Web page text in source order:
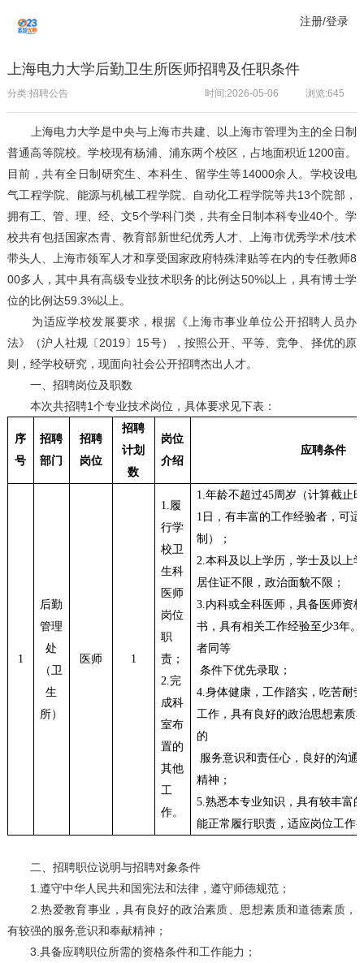
注册/登录
上海电力大学后勤卫生所医师招聘及任职条件
分类:招聘公告 浏览:645
时间:2026-05-06
上海电力大学是中央与上海市共建、以上海市管理为主的全日制
普通高等院校。学校现有杨浦、浦东两个校区，占地面积近1200亩。
目前，共有全日制研究生、本科生、留学生等14000余人。学校设电
气工程学院、能源与机械工程学院、自动化工程学院等共13个院部，
拥有工、管、理、经、文5个学科门类，共有全日制本科专业40个。学
校共有包括国家杰青、教育部新世纪优秀人才、上海市优秀学术/技术
带头人、上海市领军人才和享受国家政府特殊津贴等在内的专任教师8
00多人，其中具有高级专业技术职务的比例达50%以上，具有博士学
位的比例达59.3%以上。
为适应学校发展要求，根据《上海市事业单位公开招聘人员办
法》（沪人社规〔2019〕15号），按照公开、平等、竞争、择优的原
则，经学校研究，现面向社会公开招聘杰出人才。
一、招聘岗位及职数
本次共招聘1个专业技术岗位，具体要求见下表：
序
号
招聘
部门
招聘
岗位
招聘
计划
数
岗位
介绍
应聘条件
1
后勤
管理
处
（卫
生
所）
医师 1
1.履
行学
校卫
生科
医师
岗位
职
责；
2.完
成科
室布
置的
其他
工
作。
1.年龄不超过45周岁（计算截止
1 日，有丰富的工作经验者，可
制）；
2.本科及以上学历，学士及以上
居住证不限，政治面貌不限；
3.内科或全科医师，具备医师资
书，具有相关工作经验至少3年。
者同等
条件下优先录取；
4.身体健康，工作踏实，吃苦耐
工作，具有良好的政治思想素质
的
服务意识和责任心，良好的沟通
精神；
5.熟悉本专业知识，具有较丰富
能正常履行职责，适应岗位工作
二、招聘职位说明与招聘对象条件
1.遵守中华人民共和国宪法和法律，遵守师德规范；
2.热爱教育事业，具有良好的政治素质、思想素质和道德素质，
有较强的服务意识和奉献精神；
3.具备应聘职位所需的资格条件和工作能力；